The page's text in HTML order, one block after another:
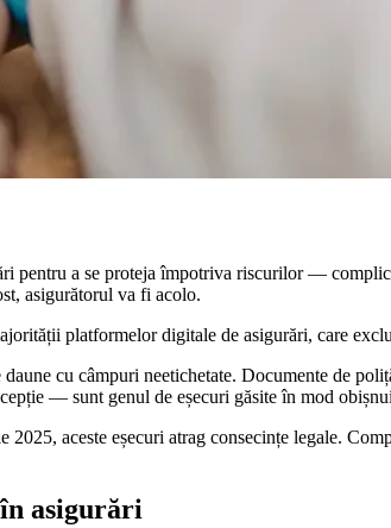
pentru a se proteja împotriva riscurilor —
asigurătorul va fi acolo.
platformelor digitale de asigurări, care
cu câmpuri neetichetate. Documente de
— sunt genul de eșecuri găsite în mod
2025, aceste eșecuri atrag consecințe legale.
asigurări